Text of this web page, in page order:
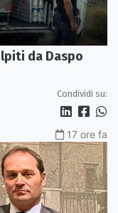
da Daspo
Condividi su:
17 ore fa